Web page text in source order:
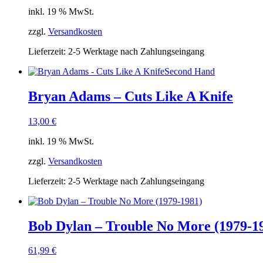
inkl. 19 % MwSt.
zzgl. Versandkosten
Lieferzeit: 2-5 Werktage nach Zahlungseingang
Second Hand
Bryan Adams – Cuts Like A Knife
13,00 €
inkl. 19 % MwSt.
zzgl. Versandkosten
Lieferzeit: 2-5 Werktage nach Zahlungseingang
Bob Dylan ‎– Trouble No More (1979-
61,99 €